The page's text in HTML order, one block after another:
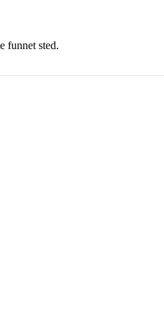
funnet sted.